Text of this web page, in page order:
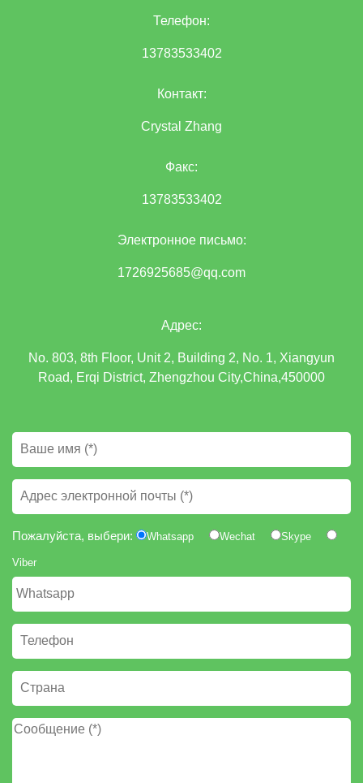
Телефон:
13783533402
Контакт:
Crystal Zhang
Факс:
13783533402
Электронное письмо:
1726925685@qq.com
Адрес:
No. 803, 8th Floor, Unit 2, Building 2, No. 1, Xiangyun
Road, Erqi District, Zhengzhou City,China,450000
Пожалуйста, выбери: Whatsapp Wechat Skype
Viber